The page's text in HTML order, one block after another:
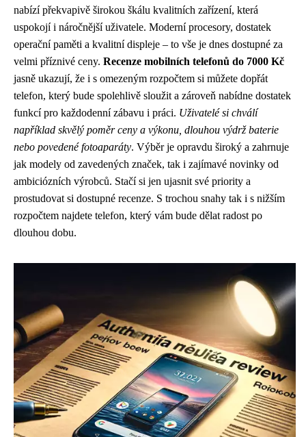
nabízí překvapivě širokou škálu kvalitních zařízení, která
uspokojí i náročnější uživatele. Moderní procesory, dostatek
operační paměti a kvalitní displeje – to vše je dnes dostupné za
velmi příznivé ceny. Recenze mobilních telefonů do 7000 Kč
jasně ukazují, že i s omezeným rozpočtem si můžete dopřát
telefon, který bude spolehlivě sloužit a zároveň nabídne dostatek
funkcí pro každodenní zábavu i práci. Uživatelé si chválí
například skvělý poměr ceny a výkonu, dlouhou výdrž baterie
nebo povedené fotoaparáty. Výběr je opravdu široký a zahrnuje
jak modely od zavedených značek, tak i zajímavé novinky od
ambiciózních výrobců. Stačí si jen ujasnit své priority a
prostudovat si dostupné recenze. S trochou snahy tak i s nižším
rozpočtem najdete telefon, který vám bude dělat radost po
dlouhou dobu.